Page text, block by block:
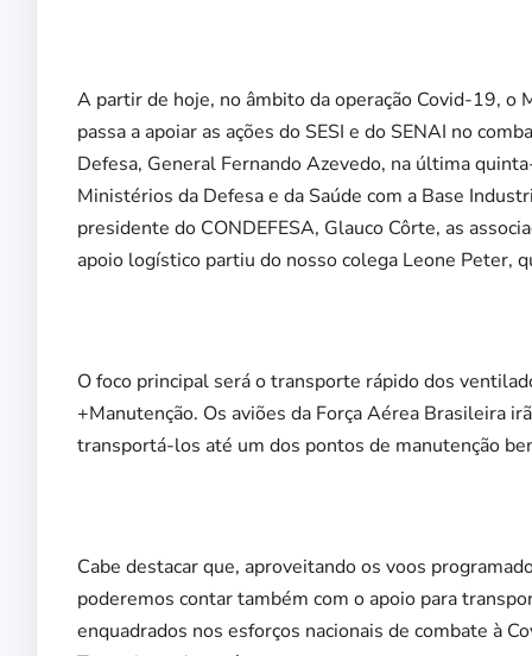
A partir de hoje, no âmbito da operação Covid-19, o
passa a apoiar as ações do SESI e do SENAI no
Defesa, General Fernando Azevedo, na última
Ministérios da Defesa e da Saúde com a Base
presidente do CONDEFESA, Glauco Côrte, as
apoio logístico partiu do nosso colega Leone Peter,
O foco principal será o transporte rápido dos
+Manutenção. Os aviões da Força Aérea Brasileira
transportá-los até um dos pontos de manutenção
Cabe destacar que, aproveitando os voos
poderemos contar também com o apoio para
enquadrados nos esforços nacionais de combate à